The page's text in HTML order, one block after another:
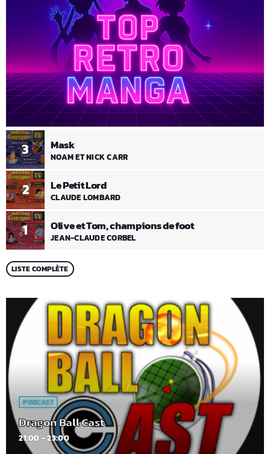
1 Olive et Tom, champions de foot
JEAN-CLAUDE CORBEL
2 Le Petit Lord
CLAUDE LOMBARD
3 Mask
NOAM ET NICK CARR
LISTE COMPLÈTE
PODCAST
Dragon Ball Cast
21:00 - 23:00